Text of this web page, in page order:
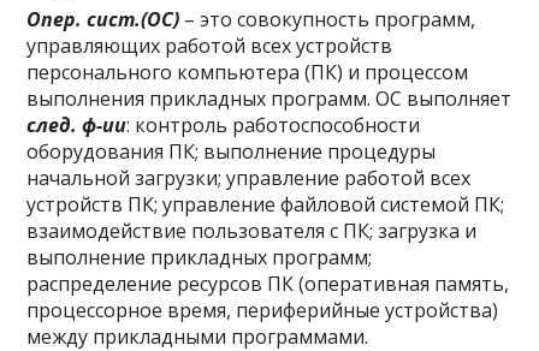
Опер. сист.(ОС) – это совокупность программ,
управляющих работой всех устройств
персонального компьютера (ПК) и процессом
выполнения прикладных программ. ОС выполняет
след. ф-ии: контроль работоспособности
оборудования ПК; выполнение процедуры
начальной загрузки; управление работой всех
устройств ПК; управление файловой системой ПК;
взаимодействие пользователя с ПК; загрузка и
выполнение прикладных программ;
распределение ресурсов ПК (оперативная память,
процессорное время, периферийные устройства)
между прикладными программами.